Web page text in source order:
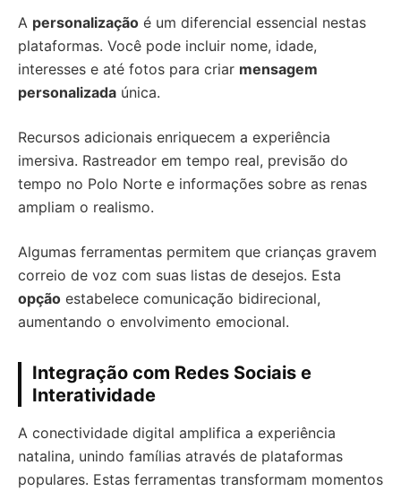
A personalização é um diferencial essencial nestas
plataformas. Você pode incluir nome, idade,
interesses e até fotos para criar mensagem
personalizada única.
Recursos adicionais enriquecem a experiência
imersiva. Rastreador em tempo real, previsão do
tempo no Polo Norte e informações sobre as renas
ampliam o realismo.
Algumas ferramentas permitem que crianças gravem
correio de voz com suas listas de desejos. Esta
opção estabelece comunicação bidirecional,
aumentando o envolvimento emocional.
Integração com Redes Sociais e
Interatividade
A conectividade digital amplifica a experiência
natalina, unindo famílias através de plataformas
populares. Estas ferramentas transformam momentos